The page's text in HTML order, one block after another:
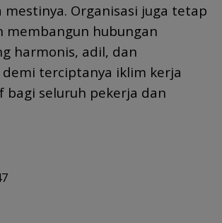
mestinya. Organisasi juga tetap
membangun hubungan
harmonis, adil, dan
terciptanya iklim kerja
bagi seluruh pekerja dan